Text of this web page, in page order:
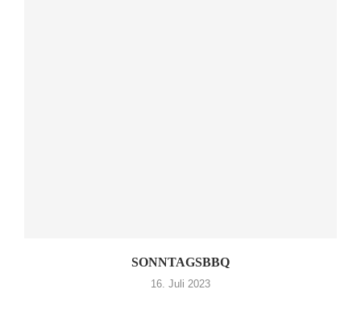
SONNTAGSBBQ
16. Juli 2023